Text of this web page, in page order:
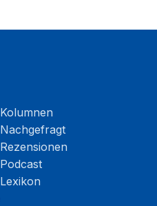
Kolumnen
Nachgefragt
Rezensionen
Podcast
Lexikon